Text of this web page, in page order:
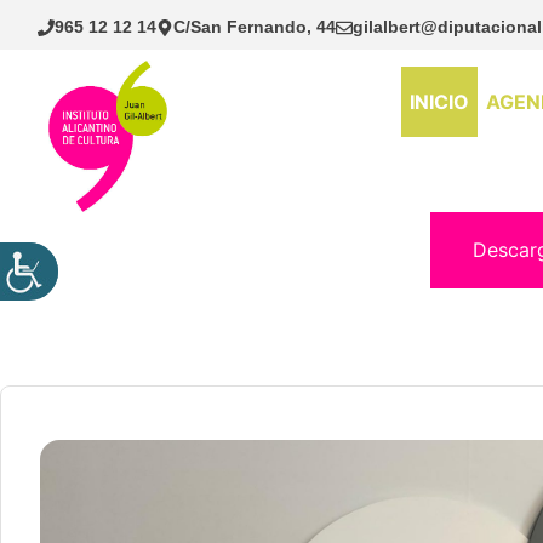
Saltar
965 12 12 14 C/San Fernando, 44
INICIO